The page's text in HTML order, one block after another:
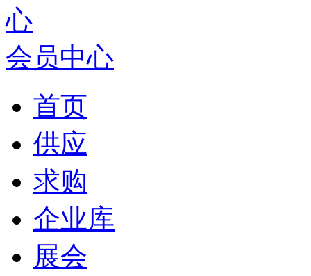
会员中心
首页
供应
求购
企业库
展会